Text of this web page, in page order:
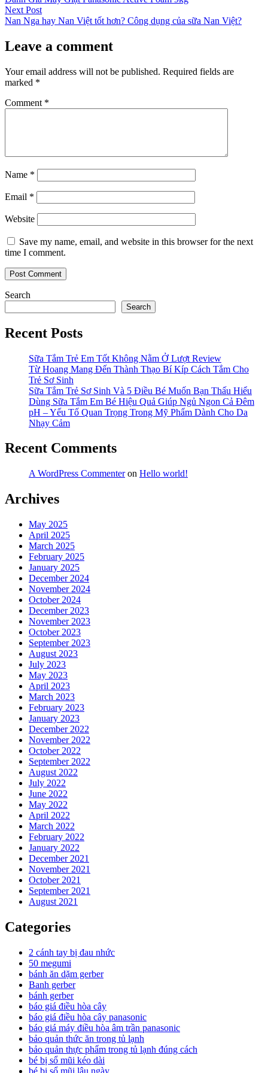
navigation
Next PostNext
post:
Nan Nga hay Nan Việt tốt hơn? Công dụng của sữa Nan Việt?
Leave a comment
Your email address will not be published. Required fields are
marked *
Comment *
Name *
Email *
Website
Save my name, email, and website in this browser for the next
time I comment.
Search
Search
Recent Posts
Sữa Tắm Trẻ Em Tốt Không Nằm Ở Lượt Review
Từ Hoang Mang Đến Thành Thạo Bí Kíp Cách Tắm Cho
Trẻ Sơ Sinh
Sữa Tắm Trẻ Sơ Sinh Và 5 Điều Bé Muốn Bạn Thấu Hiểu
Dùng Sữa Tắm Em Bé Hiệu Quả Giúp Ngủ Ngon Cả Đêm
pH – Yếu Tố Quan Trọng Trong Mỹ Phẩm Dành Cho Da
Nhạy Cảm
Recent Comments
A WordPress Commenteron Hello world!
Archives
May 2025
April 2025
March 2025
February 2025
January 2025
December 2024
November 2024
October 2024
December 2023
November 2023
October 2023
September 2023
August 2023
July 2023
May 2023
April 2023
March 2023
February 2023
January 2023
December 2022
November 2022
October 2022
September 2022
August 2022
July 2022
June 2022
May 2022
April 2022
March 2022
February 2022
January 2022
December 2021
November 2021
October 2021
September 2021
August 2021
Categories
2 cánh tay bị đau nhức
50 megumi
bánh ăn dặm gerber
Banh gerber
bánh gerber
báo giá điều hòa cây
báo giá điều hòa cây panasonic
báo giá máy điều hòa âm trần panasonic
bảo quản thức ăn trong tủ lạnh
bảo quản thực phẩm trong tủ lạnh đúng cách
bé bị sổ mũi kéo dài
bé bị sổ mũi lâu ngày